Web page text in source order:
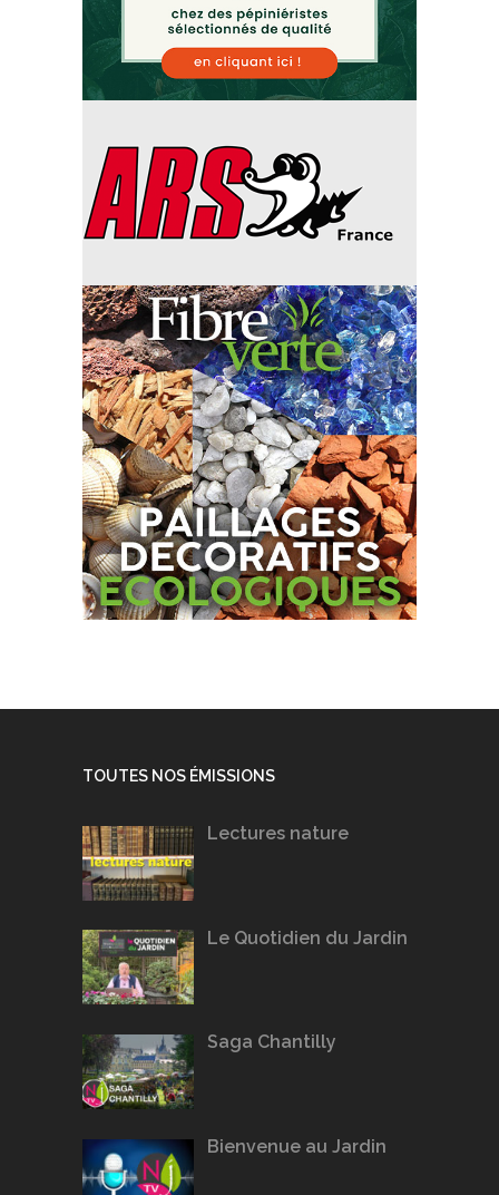
TOUTES NOS ÉMISSIONS
Lectures nature
Le Quotidien du Jardin
Saga Chantilly
Bienvenue au Jardin